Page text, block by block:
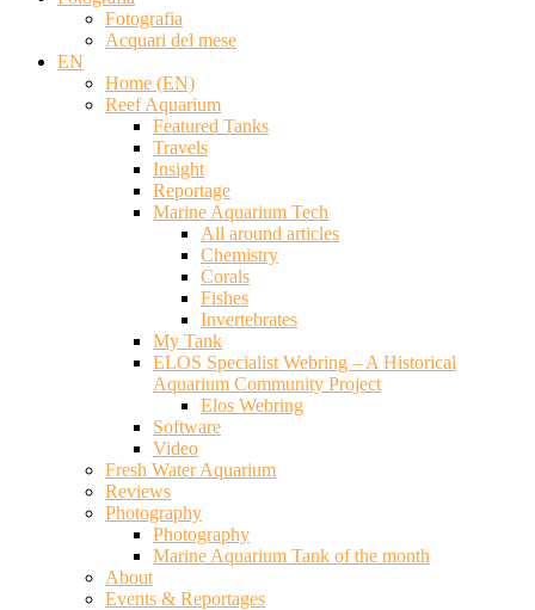
Fotografia
Acquari del mese
EN
Home (EN)
Reef Aquarium
Featured Tanks
Travels
Insight
Reportage
Marine Aquarium Tech
All around articles
Chemistry
Corals
Fishes
Invertebrates
My Tank
ELOS Specialist Webring – A Historical
Aquarium Community Project
Elos Webring
Software
Video
Fresh Water Aquarium
Reviews
Photography
Photography
Marine Aquarium Tank of the month
About
Events & Reportages